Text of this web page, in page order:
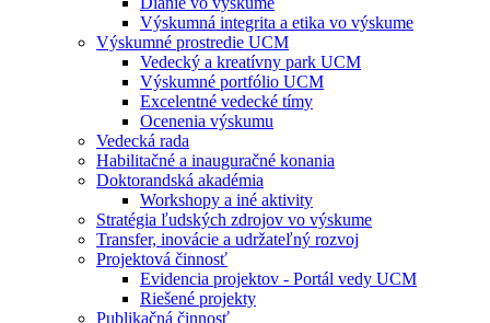
Výskumná integrita a etika vo výskume
Výskumné prostredie UCM
Vedecký a kreatívny park UCM
Výskumné portfólio UCM
Excelentné vedecké tímy
Ocenenia výskumu
Vedecká rada
Habilitačné a inauguračné konania
Doktorandská akadémia
Workshopy a iné aktivity
Stratégia ľudských zdrojov vo výskume
Transfer, inovácie a udržateľný rozvoj
Projektová činnosť
Evidencia projektov - Portál vedy UCM
Riešené projekty
Publikačná činnosť